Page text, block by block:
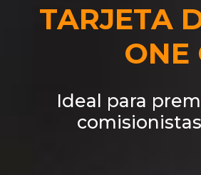
TARJETA
ONE
Ideal para